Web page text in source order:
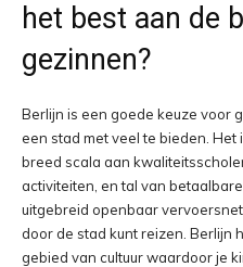
het best aan de
gezinnen?
Berlijn is een goede keuze voor
een stad met veel te bieden.
breed scala aan
activiteiten, en tal van
uitgebreid openbaar
door de stad kunt reizen. Berlijn
gebied van cultuur waardoor je